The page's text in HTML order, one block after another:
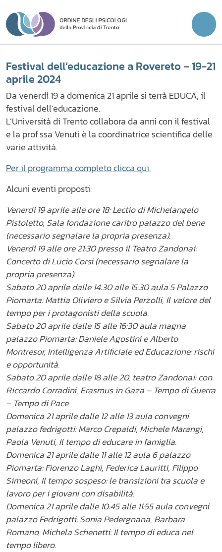
Vai
Festival dell’educazione a Rovereto – 19-21
aprile 2024
Da venerdì 19 a domenica 21 aprile si terrà EDUCA, il
festival dell’educazione.
L’Università di Trento collabora da anni con il festival
e la prof.ssa Venuti è la coordinatrice scientifica delle
varie attività.
Per il programma completo clicca qui.
Alcuni eventi proposti:
Venerdì 19 aprile alle ore 18: Lectio di Michelangelo
Pistoletto, Sala fondazione caritro palazzo del bene
(necessario segnalare la propria presenza).
Venerdì 19 alle ore 21:30 presso il Teatro Zandonai:
Concerto di Lucio Corsi (necessario segnalare la
propria presenza).
Sabato 20 aprile dalle 14:30 alle 15:30 aula 5 Palazzo
Piomarta: Mattia Oliviero e Silvia Perzolli, Il valore del
tempo per i protagonisti della scuola.
Sabato 20 aprile dalle 15 alle 16:30 aula magna
palazzo Piomarta: Daniele Agostini e Alberto
Montresor, Intelligenza Artificiale ed Educazione: rischi
e opportunità.
Sabato 20 aprile dalle 18 alle 20, teatro Zandonai: con
Riccardo Corradini, Erasmus in Gaza – Tempo di Guerra
– Tempo di Pace.
Domenica 21 aprile dalle 12 alle 13 aula convegni
palazzo fedrigotti: Marco Crepaldi, Michele Marangi,
Paola Venuti, Il tempo di educare in famiglia.
Domenica 21 aprile dalle 11 alle 12 aula 6 palazzo
Piomarta: Fiorenzo Laghi, Federica Lauritti, Filippo
Simeoni, Il tempo sospeso: le transizioni tra scuola e
lavoro per i giovani con disabilità.
Domenica 21 aprile dalle 10:45 alle 11:55 aula convegni
palazzo Fedrigotti: Sonia Pedergnana, Barbara
Romano, Michela Schenetti: Il tempo di educa nel
tempo libero.